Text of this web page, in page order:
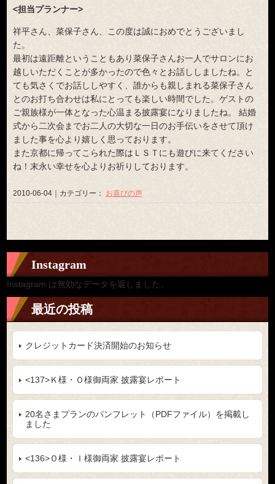
<担当プランナー>
祥平さん、菜保子さん、この度は誠におめでとうございまし
た。
最初は遠距離ということもあり菜保子さんお一人でサロンにお
越しいただくことが多かったので色々とお話ししましたね。と
ても気さくでお話ししやすく、誰からも親しまれる菜保子さん
とのお打ち合わせは私にとっても楽しい時間でした。ゲストの
ご親族様が一体となった心温まる披露宴になりましたね。 結婚
式から二次会までお二人の大切な一日のお手伝いをさせて頂け
ました事を心より嬉しく思っております。
また京都に帰ってこられた際はＬＳＴにも遊びに来てください
ね！末永い幸せを心よりお祈りしております。
2010-06-04｜カテゴリー： お喜びの声
Instagram
Instagram は無効なデータを返しました。
最近の投稿
クレジットカード決済開始のお知らせ
<137>Ｋ様・Ｏ様御両家 披露宴レポート
20名さまプランのパンフレット（PDFファイル）を掲載し
ました
<136>Ｏ様・Ｉ様御両家 披露宴レポート